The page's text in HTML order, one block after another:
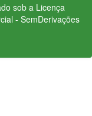
sob a Licença
- SemDerivações